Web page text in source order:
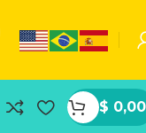
$ 0,00